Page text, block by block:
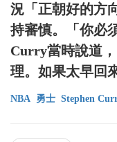
況「正朝好的方
持審慎。「你必
Curry當時說道
理。如果太早回
NBA 勇士 Stephen